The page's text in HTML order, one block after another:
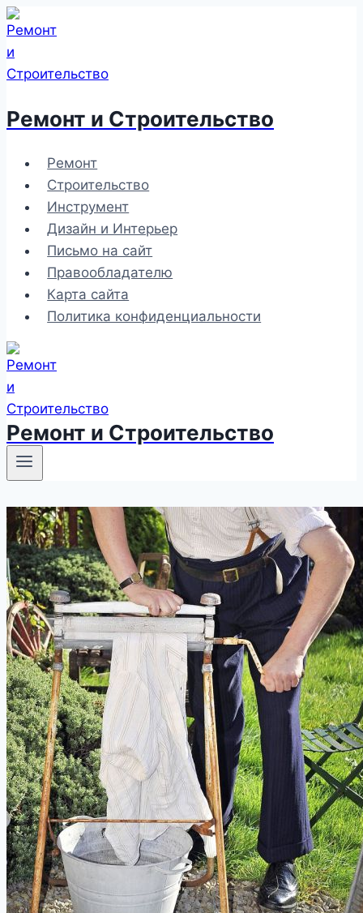
Перейти
к
содержимому
Ремонт и Строительство
Ремонт
Строительство
Инструмент
Дизайн и Интерьер
Письмо на сайт
Правообладателю
Карта сайта
Политика конфиденциальности
Ремонт и Строительство